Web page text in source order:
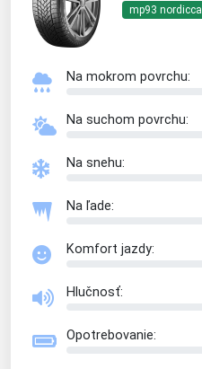
mp93 nordicca
Na mokrom povrchu:
Na suchom povrchu:
Na snehu:
Na ľade:
Komfort jazdy:
Hlučnosť:
Opotrebovanie: